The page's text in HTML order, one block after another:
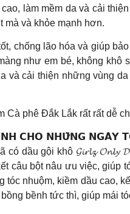
làm mềm da và cải
mà và khỏe mạnh hơn.
chống lão hóa và giúp
màng như em bé, không
và cải thiện những vùng
phê Đắk Lắk rất rất dễ
𝗡𝗛𝗨̛̃𝗡𝗚 𝗡𝗚𝗔̀𝗬 𝗧𝗢́𝗖
có dầu gội khô 𝓖𝓲𝓻𝓵𝔃
câu bột nâu ưu việc,
nhuộm, kiềm dầu cao,
bềnh tức thì, giúp mái